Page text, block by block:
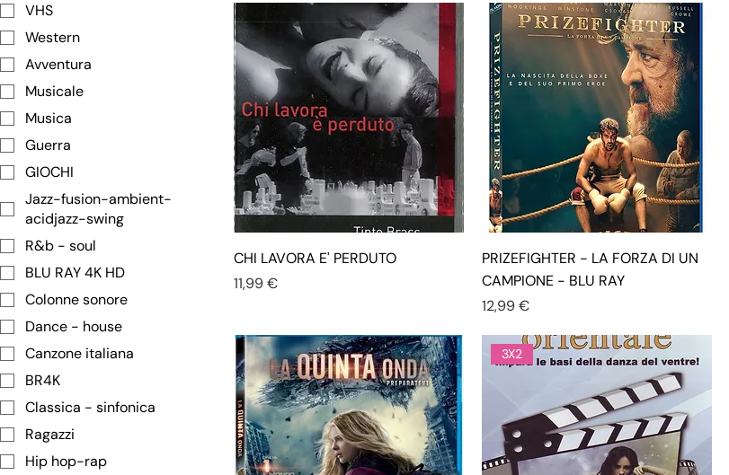
VHS
Western
Avventura
Musicale
Musica
Guerra
GIOCHI
Jazz-fusion-ambient-
acidjazz-swing
R&b - soul
BLU RAY 4K HD
Colonne sonore
Dance - house
Canzone italiana
BR4K
Classica - sinfonica
Ragazzi
Hip hop-rap
CHI LAVORA E' PERDUTO
Prezzo
11,99 €
PRIZEFIGHTER - LA FORZA DI UN
CAMPIONE - BLU RAY
Prezzo
12,99 €
3X2